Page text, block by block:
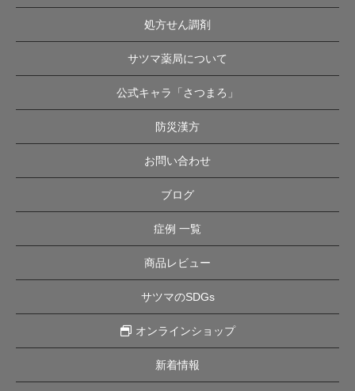
処方せん調剤
サツマ薬局について
公式キャラ「さつまろ」
防災漢方
お問い合わせ
ブログ
症例 一覧
商品レビュー
サツマのSDGs
オンラインショップ
新着情報